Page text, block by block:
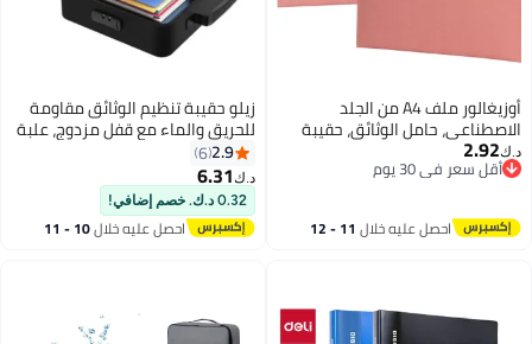
أوزيغالور ملف A4 من الجلد
الاصطناعي، حامل الوثائق، حقيبة
المحفظة المطاطة الواقية من
الرطوبة مع النقرة، حقيبة ملف
د.ك‏2.92
أقل سعر في 30 يوم
أقل سعر في 30 يوم
احصل عليه خلال 11 - 12
زيلو حقيبة تنظيم الوثائق مقاومة
للحريق والماء مع قفل مزدوج، علبة
تخزين ملفات سعة كبيرة من 3
طبقات لخزانة الكمبيوتر المحمول،
جواز السفر، الشهادات والوثائق
2.9
6
د.ك‏6.31
0.32 د.ك. خصم إضافي!
احصل عليه خلال 10 - 11